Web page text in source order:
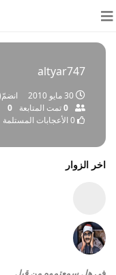
altyar747
30 مايو 2010
0تمت المتابعة 0
0 الأعجابات المستلمة
اخر الزوار